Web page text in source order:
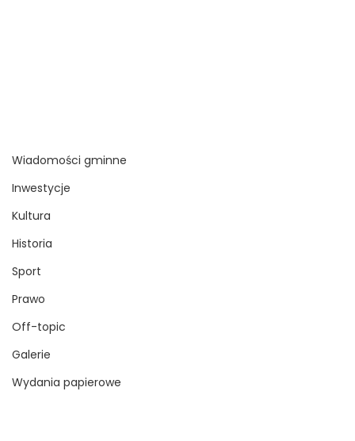
Wiadomości gminne
Inwestycje
Kultura
Historia
Sport
Prawo
Off-topic
Galerie
Wydania papierowe